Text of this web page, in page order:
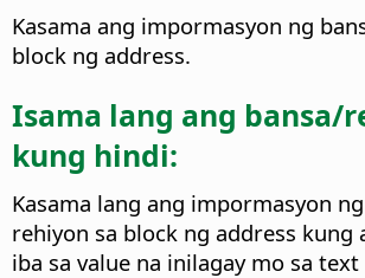
Kasama ang impormasyon ng
block ng address.
Isama lang ang bansa/
kung hindi:
Kasama lang ang impormasyon
rehiyon sa block ng address kung
iba sa value na inilagay mo sa text